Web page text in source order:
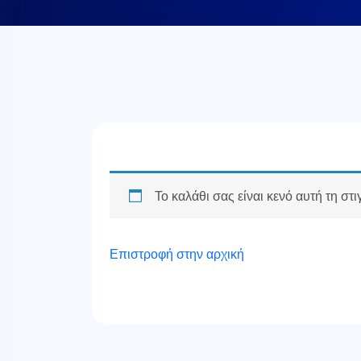
Το καλάθι σας είναι κενό αυτή τη
Επιστροφή στην αρχική